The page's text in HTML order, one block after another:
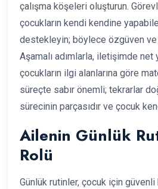
çalışma köşeleri oluşturun.
çocukların kendi kendine
destekleyin; böylece özgüven
Aşamalı adımlarla, iletişimde net
çocukların ilgi alanlarına göre
süreçte sabır önemli; tekrarlar
sürecinin parçasıdır ve çocuk
Ailenin Günlük
Rolü
Günlük rutinler, çocuk için